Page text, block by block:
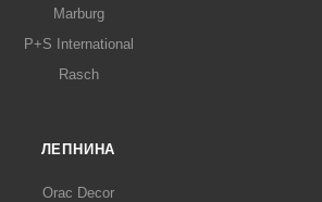
Marburg
P+S International
Rasch
ЛЕПНИНА
Orac Decor